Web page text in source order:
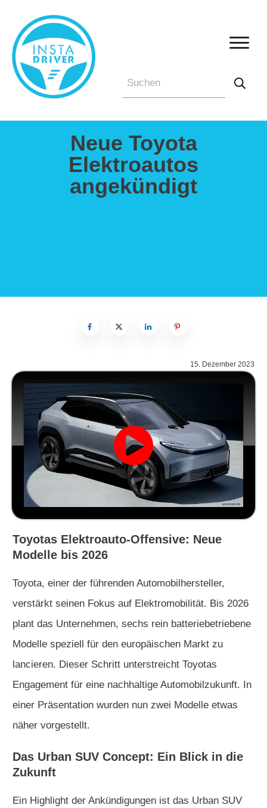
Neue Toyota
Elektroautos
angekündigt
15. Dezember 2023
Toyotas Elektroauto-Offensive: Neue
Modelle bis 2026
Toyota, einer der führenden Automobilhersteller,
verstärkt seinen Fokus auf Elektromobilität. Bis 2026
plant das Unternehmen, sechs rein batteriebetriebene
Modelle speziell für den europäischen Markt zu
lancieren. Dieser Schritt unterstreicht Toyotas
Engagement für eine nachhaltige Automobilzukunft. In
einer Präsentation wurden nun zwei Modelle etwas
näher vorgestellt.
Das Urban SUV Concept: Ein Blick in die
Zukunft
Ein Highlight der Ankündigungen ist das Urban SUV